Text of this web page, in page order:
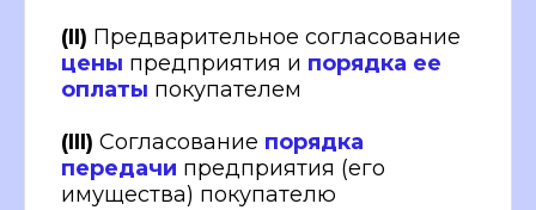
(II) Предварительное согласование
цены предприятия и порядка ее
оплаты покупателем
(III) Согласование порядка
передачи предприятия (его
имущества) покупателю